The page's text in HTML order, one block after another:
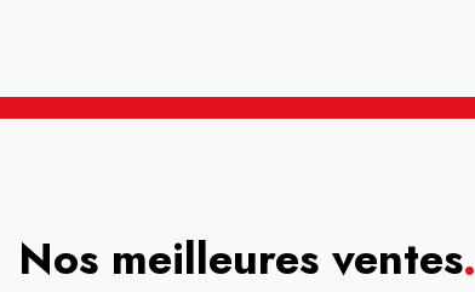
Nos meilleures ventes.